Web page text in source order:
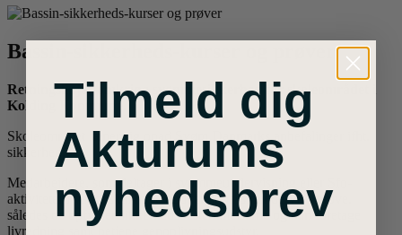
Bassin-sikkerheds-kurser og prøver
Retningslinjer omkring svømmesikkerhed for skoleområdet i
Kolding Kommune.
Skoleområdet læner sig opad Svøm Danmarks anbefalinger ifht.
sikkerhed.
Medarbejdere, som deltager i svømmeundervisning eller Sfo-
aktiviteter i vand, skal have godkendt bassinunderviserprøve,
således de opfylder sikkerhedsbestemmelserne og kan foretage
livredning samt betjene genoplivningsudstyr.
Tilmeld dig
Akturums
nyhedsbrev